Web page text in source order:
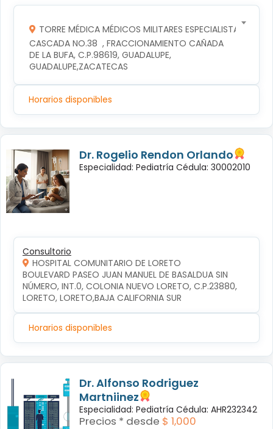
TORRE MÉDICA MÉDICOS MILITARES ESPECIALISTAS
CASCADA NO.38  , FRACCIONAMIENTO CAÑADA
DE LA BUFA, C.P.98619, GUADALUPE,
GUADALUPE,ZACATECAS
Horarios disponibles
Dr. Rogelio Rendon Orlando
Especialidad: Pediatría Cédula: 30002010
Consultorio
HOSPITAL COMUNITARIO DE LORETO
BOULEVARD PASEO JUAN MANUEL DE BASALDUA SIN
NÚMERO, INT.0, COLONIA NUEVO LORETO, C.P.23880,
LORETO, LORETO,BAJA CALIFORNIA SUR
Horarios disponibles
Dr. Alfonso Rodriguez
Martniinez
Especialidad: Pediatría Cédula: AHR232342
Precios * desde $ 1,000